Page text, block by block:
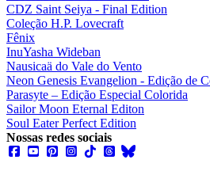
CDZ Saint Seiya - Final Edition
Coleção H.P. Lovecraft
Fênix
InuYasha Wideban
Nausicaä do Vale do Vento
Neon Genesis Evangelion - Edição de
Parasyte – Edição Especial Colorida
Sailor Moon Eternal Editon
Soul Eater Perfect Edition
Nossas redes sociais